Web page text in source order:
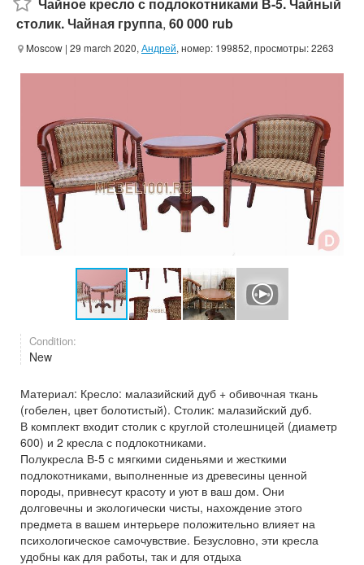
столик. Чайная группа, 60 000 rub
Moscow | 29 march 2020, Андрей, номер: 199852, просмотры: 2263
Condition:
New
Материал: Кресло: малазийский дуб + обивочная ткань
(гобелен, цвет болотистый). Столик: малазийский дуб.
В комплект входит столик с круглой столешницей (диаметр
600) и 2 кресла с подлокотниками.
Полукресла В-5 с мягкими сиденьями и жесткими
подлокотниками, выполненные из древесины ценной
породы, привнесут красоту и уют в ваш дом. Они
долговечны и экологически чисты, нахождение этого
предмета в вашем интерьере положительно влияет на
психологическое самочувствие. Безусловно, эти кресла
удобны как для работы, так и для отдыха